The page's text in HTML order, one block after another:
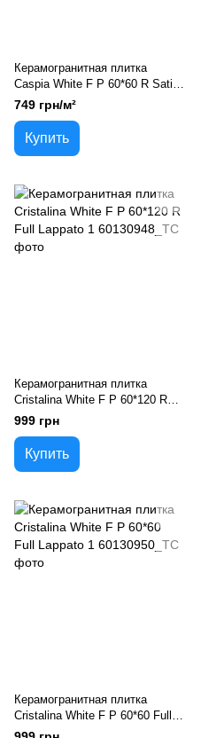
Керамогранитная плитка
Caspia White F P 60*60 R Satin
1
749 грн/м²
Купить
Керамогранитная плитка
Cristalina White F P 60*120 R
Full Lappato 1
999 грн
Купить
Керамогранитная плитка
Cristalina White F P 60*60 Full
Lappato 1